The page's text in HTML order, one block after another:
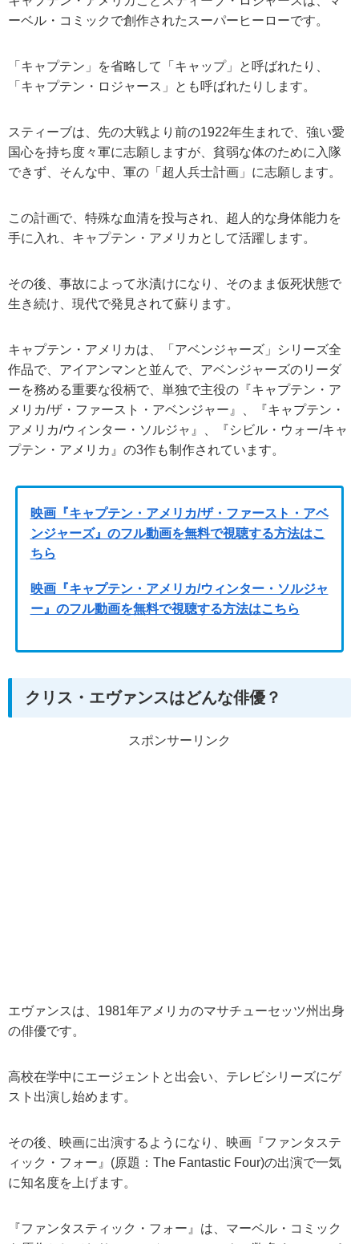
ーベル・コミックで創作されたスーパーヒーローです。
「キャプテン」を省略して「キャップ」と呼ばれたり、
「キャプテン・ロジャース」とも呼ばれたりします。
スティーブは、先の大戦より前の1922年生まれで、強い愛
国心を持ち度々軍に志願しますが、貧弱な体のために入隊
できず、そんな中、軍の「超人兵士計画」に志願します。
この計画で、特殊な血清を投与され、超人的な身体能力を
手に入れ、キャプテン・アメリカとして活躍します。
その後、事故によって氷漬けになり、そのまま仮死状態で
生き続け、現代で発見されて蘇ります。
キャプテン・アメリカは、「アベンジャーズ」シリーズ全
作品で、アイアンマンと並んで、アベンジャーズのリーダ
ーを務める重要な役柄で、単独で主役の『キャプテン・ア
メリカ/ザ・ファースト・アベンジャー』、『キャプテン・
アメリカ/ウィンター・ソルジャ』、『シビル・ウォー/キャ
プテン・アメリカ』の3作も制作されています。
映画『キャプテン・アメリカ/ザ・ファースト・アベ
ンジャーズ』のフル動画を無料で視聴する方法はこ
ちら
映画『キャプテン・アメリカ/ウィンター・ソルジャ
ー』のフル動画を無料で視聴する方法はこちら
クリス・エヴァンスはどんな俳優？
スポンサーリンク
エヴァンスは、1981年アメリカのマサチューセッツ州出身
の俳優です。
高校在学中にエージェントと出会い、テレビシリーズにゲ
スト出演し始めます。
その後、映画に出演するようになり、映画『ファンタステ
ィック・フォー』(原題：The Fantastic Four)の出演で一気
に知名度を上げます。
『ファンタスティック・フォー』は、マーベル・コミック